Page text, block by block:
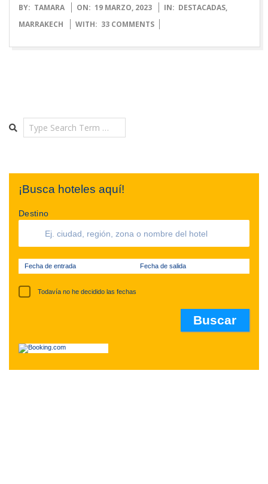
2023-
03-
BY: TAMARA ON: 19 MARZO, 2023 IN: DESTACADAS,
MARRAKECH
WITH: 33 COMMENTS
Search
¡Busca hoteles aquí!
Destino
Fecha de entrada Fecha de salida
Todavía no he decidido las fechas